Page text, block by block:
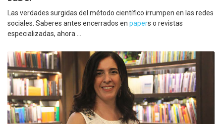
Las verdades surgidas del método científico irrumpen en las redes
sociales. Saberes antes encerrados en papers o revistas
especializadas, ahora ...